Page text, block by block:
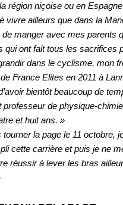
région niçoise ou en Espagne
vivre ailleurs que dans la
manger avec mes parents
qui ont fait tous les sacrifices
dans le cyclisme, mon
France Elites en 2011 à
bientôt beaucoup de
professeur de physique-
et huit ans. »
tourner la page le 11 octobre,
cette carrière et puis je ne
réussir à lever les bras